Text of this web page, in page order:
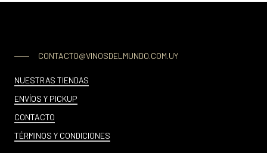
CONTACTO@VINOSDELMUNDO.COM.UY
NUESTRAS TIENDAS
ENVÍOS Y PICKUP
CONTACTO
TÉRMINOS Y CONDICIONES